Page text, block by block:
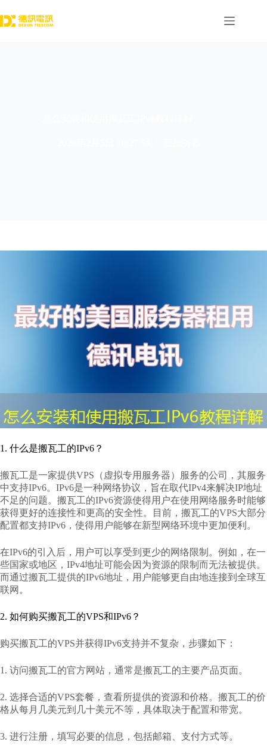
过
内
1. 什么是搬瓦工的IPv6？
搬瓦工是一家提供VPS（虚拟专用服务器）服务的公司，其服务
中支持IPv6。IPv6是一种网络协议，旨在取代IPv4来解决IP地址
不足的问题。搬瓦工的IPv6资源使得用户在使用网络服务时能够
获得更好的连接性和更高的安全性。目前，搬瓦工的VPS大部分
配置都支持IPv6，使得用户能够在新型网络环境中更加便利。
在IPv6的引入后，用户可以享受到更少的网络限制。例如，在一
些国家或地区，IPv4地址可能会因为资源的限制而无法被提供。
而通过搬瓦工提供的IPv6地址，用户能够更自由地连接到全球互
联网。
2. 如何购买搬瓦工的VPS和IPv6？
购买搬瓦工的VPS并获得IPv6支持并不复杂，步骤如下：
1. 访问搬瓦工的官方网站，通常是搬瓦工的主要产品页面。
2. 选择合适的VPS套餐，查看所提供的资源和价格。搬瓦工的价
格从每月几美元到几十美元不等，具体取决于配置和带宽。
3. 进行注册，填写必要的信息，包括邮箱、支付方式等。